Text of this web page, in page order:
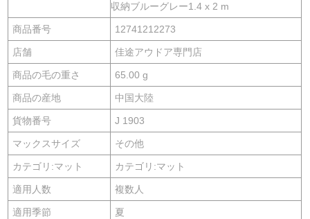
収納ブルーグレー1.4 x 2 m
商品番号 12741212273
店舗 佳途アウドア専門店
商品の毛の重さ 65.00 g
商品の産地 中国大陸
貨物番号 J 1903
マックスサイズ その他
カテゴリ:マット カテゴリ:マット
適用人数 複数人
適用季節 夏